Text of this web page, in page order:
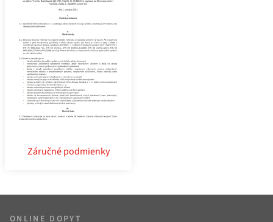
Záručné podmienky
ONLINE DOPYT